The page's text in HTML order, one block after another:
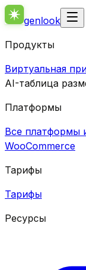
genlook
Продукты
Виртуальная
AI-таблица
Платформы
Все платформы
WooCommerce
Тарифы
Тарифы
Ресурсы